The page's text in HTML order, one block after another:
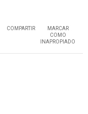
COMPARTIR
MARCAR
COMO
INAPROPIADO